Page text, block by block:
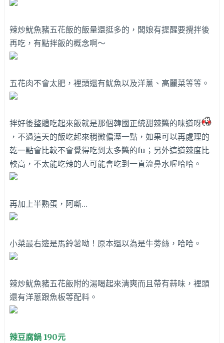
辣炒魷魚豬五花飯的飯量還挺多的，闆娘有提醒要攪拌後
再吃，有點拌飯的概念啊～
五花肉不會太肥，裡頭還有魷魚以及洋蔥、高麗菜等等。
拌好後整體吃起來飯就是那個韓國正統甜辣醬的味道呀
，不過這天的飯吃起來稍微偏溼一點，如果可以再處理的
乾一點會比較不會覺得吃到太多醬的fu；另外這道辣度比
較高，不太能吃辣的人可能會吃到一直流鼻水喔哈哈。
再加上半熟蛋，阿嘶…
小菜最右邊是馬鈴薯呦！原本還以為是牛蒡絲，哈哈。
辣炒魷魚豬五花飯附的湯喝起來清爽而且帶有蒜味，裡頭
還有洋蔥跟魚板等配料。
辣豆腐鍋 190元